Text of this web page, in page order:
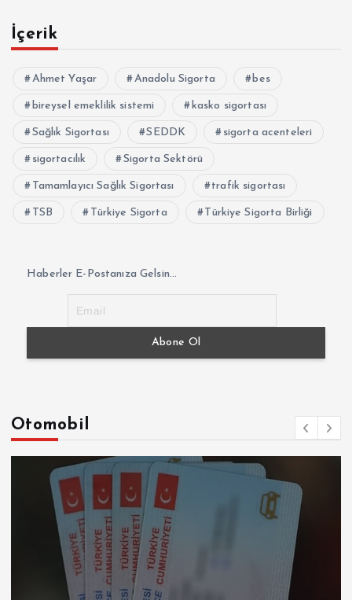
İçerik
Ahmet Yaşar Anadolu Sigorta bes
bireysel emeklilik sistemi kasko sigortası
Sağlık Sigortası SEDDK sigorta acenteleri
sigortacılık Sigorta Sektörü
Tamamlayıcı Sağlık Sigortası trafik sigortası
TSB Türkiye Sigorta Türkiye Sigorta Birliği
Haberler E-Postanıza Gelsin...
Otomobil